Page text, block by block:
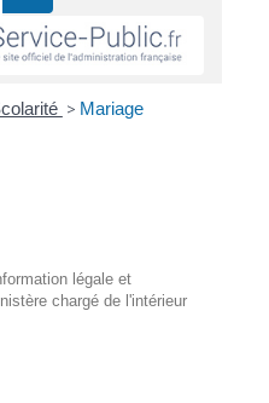
> Mariage
légale et
chargé de l'intérieur